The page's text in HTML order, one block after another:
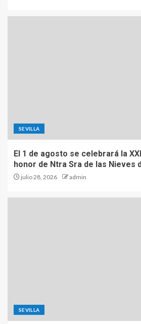
SEVILLA
El 1 de agosto se celebrará la
honor de Ntra Sra de las Nieves
julio 28, 2026 admin
SEVILLA